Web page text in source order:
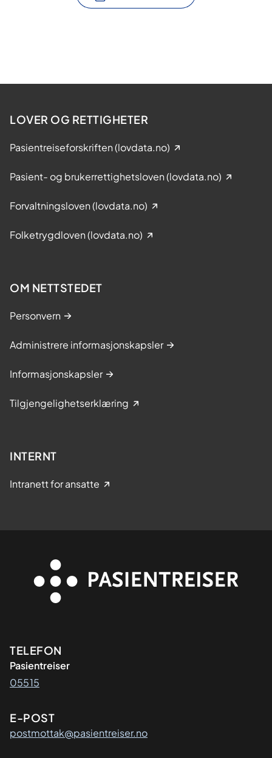
LOVER OG RETTIGHETER
Pasientreiseforskriften (lovdata.no)
Pasient- og brukerrettighetsloven (lovdata.no)
Forvaltningsloven (lovdata.no)
Folketrygdloven (lovdata.no)
OM NETTSTEDET
Personvern
Administrere informasjonskapsler
Informasjonskapsler
Tilgjengelighetserklæring
INTERNT
Intranett for ansatte
Kontaktinformasjon
TELEFON
Pasientreiser
05515
E-POST
postmottak@pasientreiser.no